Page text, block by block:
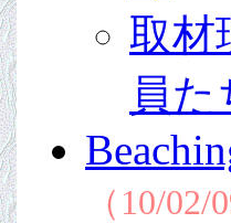
取
員
（10/02/